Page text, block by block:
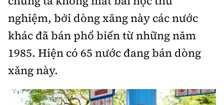
nghiệm, bởi dòng xăng này các nước
khác đã bán phổ biến từ những năm
1985. Hiện có 65 nước đang bán dòng
xăng này.